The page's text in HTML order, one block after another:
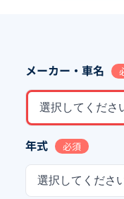
メーカー・車名
選択してくださ
年式 必須
選択してくださ